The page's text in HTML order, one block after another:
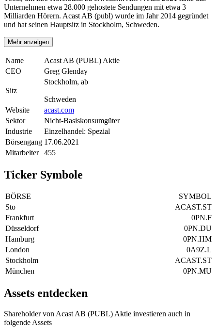
Unternehmen etwa 28.000 gehostete Sendungen mit etwa 3
Milliarden Hörern. Acast AB (publ) wurde im Jahr 2014 gegründet
und hat seinen Hauptsitz in Stockholm, Schweden.
Mehr anzeigen
Name
Acast AB (PUBL) Aktie
CEO
Greg Glenday
Sitz
Stockholm, ab
Schweden
Website
acast.com
Sektor
Nicht-Basiskonsumgüter
Industrie
Einzelhandel: Spezial
Börsengang 17.06.2021
Mitarbeiter
455
Ticker Symbole
BÖRSE
SYMBOL
Sto
ACAST.ST
Frankfurt
0PN.F
Düsseldorf
0PN.DU
Hamburg
0PN.HM
London
0A9Z.L
Stockholm
ACAST.ST
München
0PN.MU
Assets entdecken
Shareholder von Acast AB (PUBL) Aktie investieren auch in
folgende Assets